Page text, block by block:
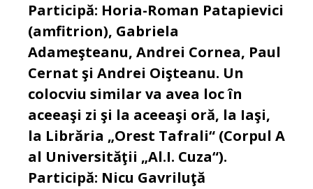
Participă: Horia-Roman Patapievici
(amfitrion), Gabriela
Adameşteanu, Andrei Cornea, Paul
Cernat şi Andrei Oişteanu. Un
colocviu similar va avea loc în
aceeaşi zi şi la aceeaşi oră, la Iaşi,
la Librăria „Orest Tafrali“ (Corpul A
al Universităţii „Al.I. Cuza“).
Participă: Nicu Gavriluţă